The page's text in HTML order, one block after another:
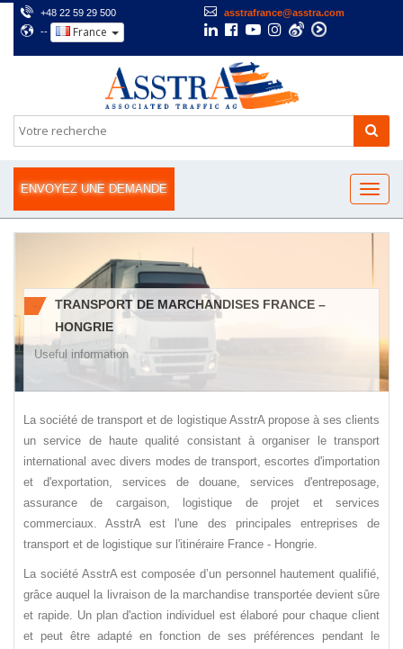
+48 22 59 29 500
asstrafrance@asstra.com
--
France
ENVOYEZ UNE DEMANDE
TRANSPORT DE MARCHANDISES FRANCE –
HONGRIE
Useful information
La société de transport et de logistique AsstrA propose à ses clients
un service de haute qualité consistant à organiser le transport
international avec divers modes de transport, escortes d'importation
et d'exportation, services de douane, services d'entreposage,
assurance de cargaison, logistique de projet et services
commerciaux. AsstrA est l'une des principales entreprises de
transport et de logistique sur l'itinéraire France - Hongrie.
La société AsstrA est composée d’un personnel hautement qualifié,
grâce auquel la livraison de la marchandise transportée devient sûre
et rapide. Un plan d'action individuel est élaboré pour chaque client
et peut être adapté en fonction de ses préférences pendant le